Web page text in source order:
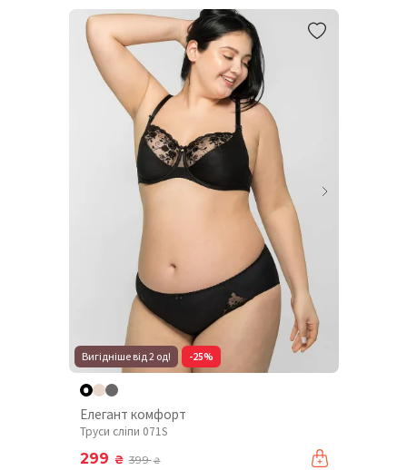
Вигідніше від 2 од! -25%
Елегант комфорт
Труси сліпи 071S
299 ₴ 399₴